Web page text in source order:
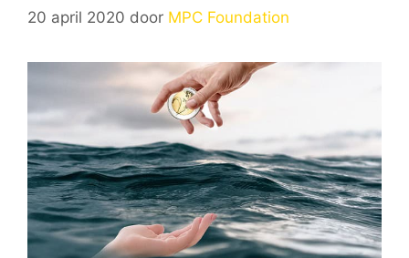
20 april 2020 door MPC Foundation